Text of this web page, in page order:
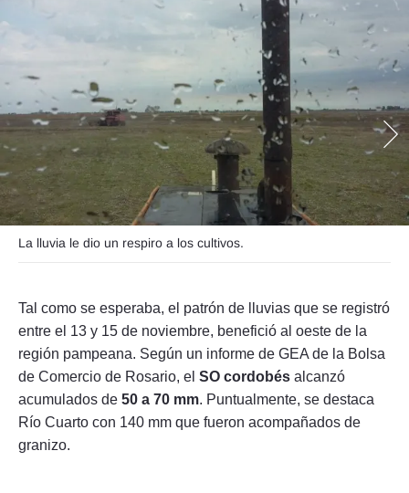
Seguinos
La lluvia le dio un respiro a los cultivos.
Tal como se esperaba, el patrón de lluvias que se registró
entre el 13 y 15 de noviembre, benefició al oeste de la
región pampeana. Según un informe de GEA de la Bolsa
de Comercio de Rosario, el SO cordobés alcanzó
acumulados de 50 a 70 mm. Puntualmente, se destaca
Río Cuarto con 140 mm que fueron acompañados de
granizo.